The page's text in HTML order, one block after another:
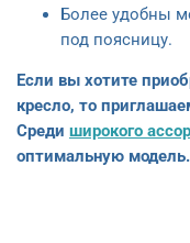
Более удобны
под поясницу.
Если вы хотите
кресло, то
Среди широкого
оптимальную модель.